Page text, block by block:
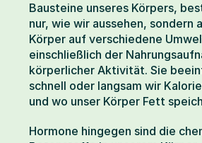
Bausteine unseres Körpers,
nur, wie wir aussehen, sondern
Körper auf verschiedene
einschließlich der
körperlicher Aktivität. Sie
schnell oder langsam wir
und wo unser Körper Fett
Hormone hingegen sind die